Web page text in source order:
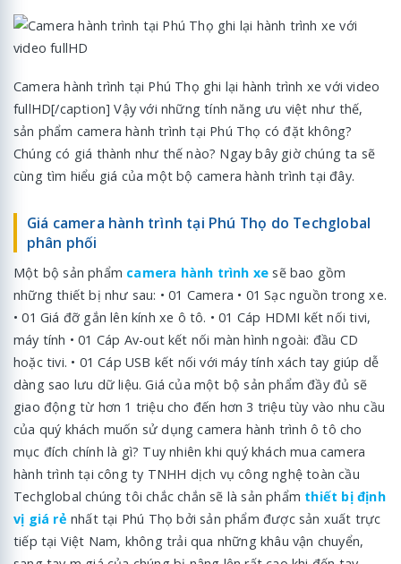
Camera hành trình tại Phú Thọ ghi lại hành trình xe với video
fullHD[/caption] Vậy với những tính năng ưu việt như thế,
sản phẩm camera hành trình tại Phú Thọ có đặt không?
Chúng có giá thành như thế nào? Ngay bây giờ chúng ta sẽ
cùng tìm hiểu giá của một bộ camera hành trình tại đây.
Giá camera hành trình tại Phú Thọ do Techglobal
phân phối
Một bộ sản phẩm camera hành trình xe sẽ bao gồm
những thiết bị như sau: • 01 Camera • 01 Sạc nguồn trong xe.
• 01 Giá đỡ gắn lên kính xe ô tô. • 01 Cáp HDMI kết nối tivi,
máy tính • 01 Cáp Av-out kết nối màn hình ngoài: đầu CD
hoặc tivi. • 01 Cáp USB kết nối với máy tính xách tay giúp dễ
dàng sao lưu dữ liệu. Giá của một bộ sản phẩm đầy đủ sẽ
giao động từ hơn 1 triệu cho đến hơn 3 triệu tùy vào nhu cầu
của quý khách muốn sử dụng camera hành trình ô tô cho
mục đích chính là gì? Tuy nhiên khi quý khách mua camera
hành trình tại công ty TNHH dịch vụ công nghệ toàn cầu
Techglobal chúng tôi chắc chắn sẽ là sản phẩm thiết bị định
vị giá rẻ nhất tại Phú Thọ bởi sản phẩm được sản xuất trực
tiếp tại Việt Nam, không trải qua những khâu vận chuyển,